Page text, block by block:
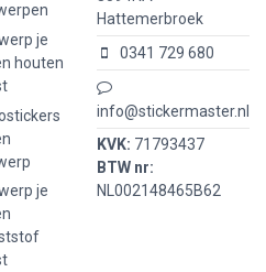
je
houten
je
Hattemerbroek
0341 729 680
info@stickermaster.nl
KVK: 71793437
BTW nr:
NL002148465B62